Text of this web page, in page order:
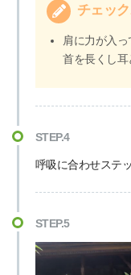
チェッ
肩に力が入っ
首を長くし耳
STEP.4
呼吸に合わせステ
STEP.5